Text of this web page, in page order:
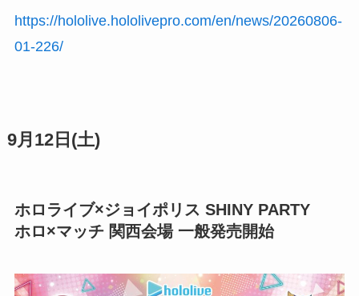
https://hololive.hololivepro.com/en/news/20260806-
01-226/
9月12日(土)
ホロライブ×ジョイポリス SHINY PARTY
ホロ×マッチ 関西会場 一般発売開始